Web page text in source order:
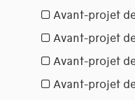
Avant-projet
Avant-projet
Avant-projet
Avant-projet